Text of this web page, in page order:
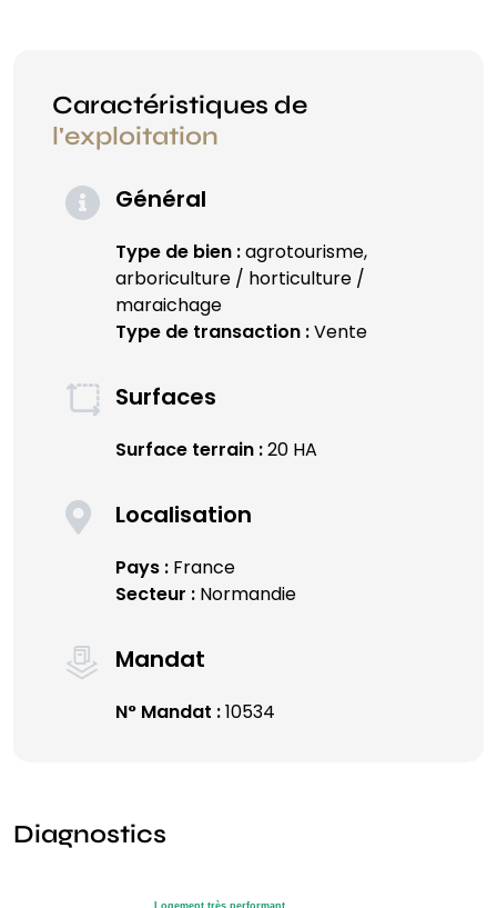
Caractéristiques de
l'exploitation
Général
Type de bien :agrotourisme,
arboriculture / horticulture /
maraichage
Type de transaction :Vente
Surfaces
Surface terrain :20 HA
Localisation
Pays :France
Secteur :Normandie
Mandat
N° Mandat :10534
Diagnostics